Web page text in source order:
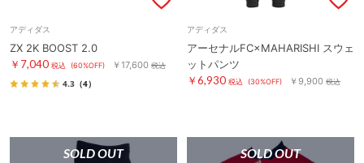
アディダス
ZX 2K BOOST 2.0
￥7,040 税込 (60%OFF) ￥17,600 税込
4.3 （4）
アディダス
アーセナルFC×MAHARISHI スウェ
ットパンツ
￥6,930 税込 (30%OFF) ￥9,900 税込
SOLD OUT SOLD OUT